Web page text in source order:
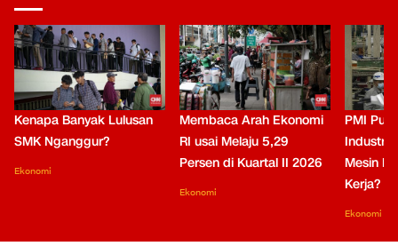
Kenapa Banyak Lulusan
SMK Nganggur?
Ekonomi
Membaca Arah Ekonomi
RI usai Melaju 5,29
Persen di Kuartal II 2026
Ekonomi
PMI
Industri
Mesin
Kerja?
Ekonomi